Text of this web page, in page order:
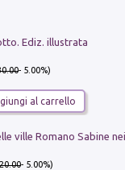
Ediz. illustrata
- 5.00%)
al carrello
- 5.00%)